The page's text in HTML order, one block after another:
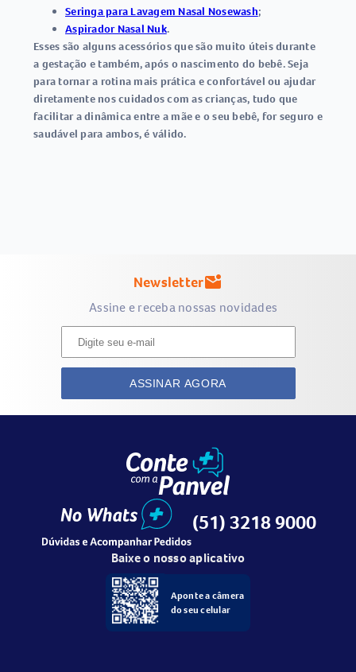
Seringa para Lavagem Nasal Nosewash;
Aspirador Nasal Nuk.
Esses são alguns acessórios que são muito úteis durante
a gestação e também, após o nascimento do bebê. Seja
para tornar a rotina mais prática e confortável ou ajudar
diretamente nos cuidados com as crianças, tudo que
facilitar a dinâmica entre a mãe e o seu bebê, for seguro e
saudável para ambos, é válido.
Newslettermark_email_unread
Assine e receba nossas novidades
ASSINAR AGORA
(51) 3218 9000
Baixe o nosso aplicativo
Aponte a câmera
do seu celular